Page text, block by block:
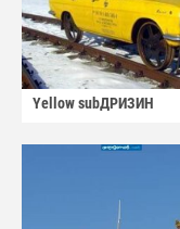
Yellow subДРИЗИН